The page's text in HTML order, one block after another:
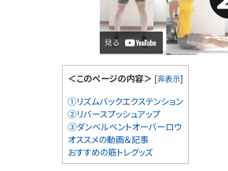
＜このページの内容＞ [非表示]
①リズムバックエクステンション
②リバースプッシュアップ
③ダンベルベントオーバーロウ
オススメの動画＆記事
おすすめの筋トレグッズ